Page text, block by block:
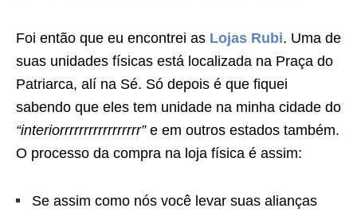
Foi então que eu encontrei as Lojas Rubi. Uma de
suas unidades físicas está localizada na Praça do
Patriarca, alí na Sé. Só depois é que fiquei
sabendo que eles tem unidade na minha cidade do
“interiorrrrrrrrrrrrrrrrr”e em outros estados também.
O processo da compra na loja física é assim:
Se assim como nós você levar suas alianças